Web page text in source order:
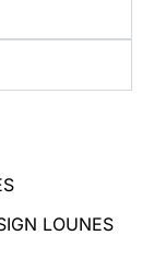
LOUNES